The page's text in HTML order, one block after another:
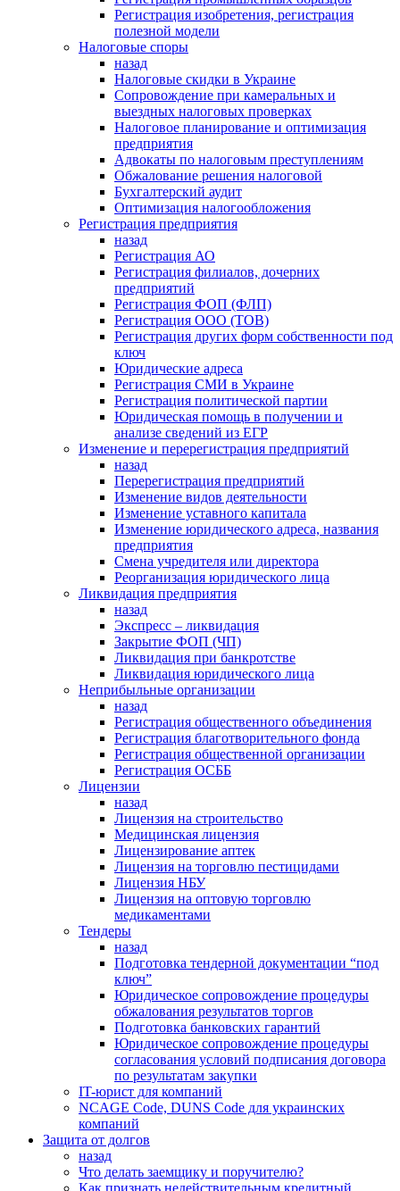
Регистрация изобретения, регистрация
полезной модели
Налоговые споры
назад
Налоговые скидки в Украине
Сопровождение при камеральных и
выездных налоговых проверках
Налоговое планирование и оптимизация
предприятия
Адвокаты по налоговым преступлениям
Обжалование решения налоговой
Бухгалтерский аудит
Оптимизация налогообложения
Регистрация предприятия
назад
Регистрация АО
Регистрация филиалов, дочерних
предприятий
Регистрация ФОП (ФЛП)
Регистрация ООО (ТОВ)
Регистрация других форм собственности под
ключ
Юридические адреса
Регистрация СМИ в Украине
Регистрация политической партии
Юридическая помощь в получении и
анализе сведений из ЕГР
Изменение и перерегистрация предприятий
назад
Перерегистрация предприятий
Изменение видов деятельности
Изменение уставного капитала
Изменение юридического адреса, названия
предприятия
Смена учредителя или директора
Реорганизация юридического лица
Ликвидация предприятия
назад
Экспресс – ликвидация
Закрытие ФОП (ЧП)
Ликвидация при банкротстве
Ликвидация юридического лица
Неприбыльные организации
назад
Регистрация общественного объединения
Регистрация благотворительного фонда
Регистрация общественной организации
Регистрация ОСББ
Лицензии
назад
Лицензия на строительство
Медицинская лицензия
Лицензирование аптек
Лицензия на торговлю пестицидами
Лицензия НБУ
Лицензия на оптовую торговлю
медикаментами
Тендеры
назад
Подготовка тендерной документации “под
ключ”
Юридическое сопровождение процедуры
обжалования результатов торгов
Подготовка банковских гарантий
Юридическое сопровождение процедуры
согласования условий подписания договора
по результатам закупки
IT-юрист для компаний
NCAGE Code, DUNS Code для украинских
компаний
Защита от долгов
назад
Что делать заемщику и поручителю?
Как признать недействительным кредитный